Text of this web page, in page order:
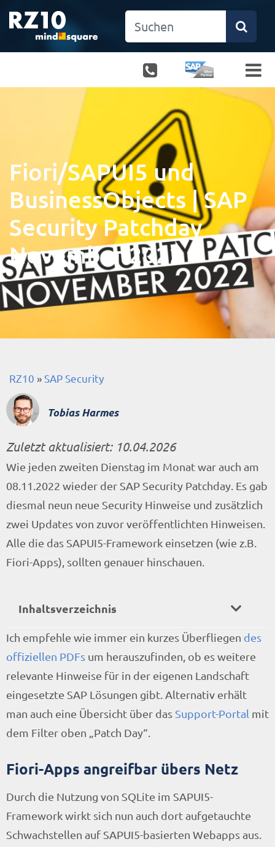
Fiori/SAPUI5 und
BusinessObjects | SAP
Security Patchday
November 2022
RZ10 » SAP Security
Tobias Harmes
Zuletzt aktualisiert: 10.04.2026
Wie jeden zweiten Dienstag im Monat war auch am
08.11.2022 wieder der SAP Security Patchday. Es gab
diesmal neun neue Security Hinweise und zusätzlich
zwei Updates von zuvor veröffentlichten Hinweisen.
Alle die das SAPUI5-Framework einsetzen (wie z.B.
Fiori-Apps), sollten genauer hinschauen.
Inhaltsverzeichnis
Ich empfehle wie immer ein kurzes Überfliegen des
offiziellen PDFs um herauszufinden, ob es weitere
relevante Hinweise für in der eigenen Landschaft
eingesetzte SAP Lösungen gibt. Alternativ erhält
man auch eine Übersicht über das Support-Portal mit
dem Filter oben „Patch Day“.
Fiori-Apps angreifbar übers Netz
Durch die Nutzung von SQLite im SAPUI5-
Framework wirkt sich nun auch dort aufgetauchte
Schwachstellen auf SAPUI5-basierten Webapps aus.